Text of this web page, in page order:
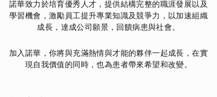
諾華致力於培育優秀人才，提供結構完整的職涯發展以及
學習機會，激勵員工提升專業知識及競爭力，以加速組織
成長，達成公司願景，回饋病患與社會。
加入諾華，你將與充滿熱情與才能的夥伴一起成長，在實
現自我價值的同時，也為患者帶來希望和改變。